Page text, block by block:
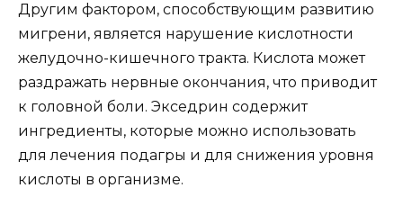
Другим фактором, способствующим развитию
мигрени, является нарушение кислотности
желудочно-кишечного тракта. Кислота может
раздражать нервные окончания, что приводит
к головной боли. Экседрин содержит
ингредиенты, которые можно использовать
для лечения подагры и для снижения уровня
кислоты в организме.